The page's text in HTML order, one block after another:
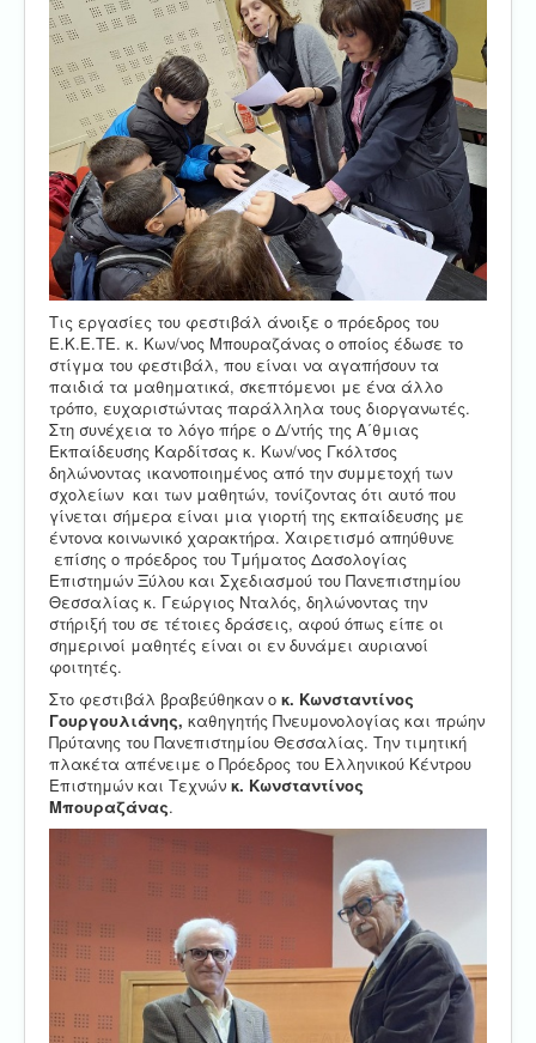
Τις εργασίες του φεστιβάλ άνοιξε ο πρόεδρος του
Ε.Κ.Ε.ΤΕ. κ. Κων/νος Μπουραζάνας ο οποίος έδωσε το
στίγμα του φεστιβάλ, που είναι να αγαπήσουν τα
παιδιά τα μαθηματικά, σκεπτόμενοι με ένα άλλο
τρόπο, ευχαριστώντας παράλληλα τους διοργανωτές.
Στη συνέχεια το λόγο πήρε ο Δ/ντής της Α΄θμιας
Εκπαίδευσης Καρδίτσας κ. Κων/νος Γκόλτσος
δηλώνοντας ικανοποιημένος από την συμμετοχή των
σχολείων και των μαθητών, τονίζοντας ότι αυτό που
γίνεται σήμερα είναι μια γιορτή της εκπαίδευσης με
έντονα κοινωνικό χαρακτήρα. Χαιρετισμό απηύθυνε
επίσης ο πρόεδρος του Τμήματος Δασολογίας
Επιστημών Ξύλου και Σχεδιασμού του Πανεπιστημίου
Θεσσαλίας κ. Γεώργιος Νταλός, δηλώνοντας την
στήριξή του σε τέτοιες δράσεις, αφού όπως είπε οι
σημερινοί μαθητές είναι οι εν δυνάμει αυριανοί
φοιτητές.
Στο φεστιβάλ βραβεύθηκαν ο κ. Κωνσταντίνος
Γουργουλιάνης, καθηγητής Πνευμονολογίας και πρώην
Πρύτανης του Πανεπιστημίου Θεσσαλίας. Την τιμητική
πλακέτα απένειμε ο Πρόεδρος του Ελληνικού Κέντρου
Επιστημών και Τεχνών κ. Κωνσταντίνος
Μπουραζάνας.